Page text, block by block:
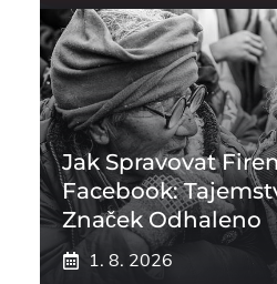
Jak Spravovat
Facebook:
Značek Odhaleno
1. 8. 2026